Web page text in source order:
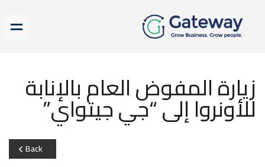
زيارة المفوض العام بالإنابة
للأونروا إلى “جي جيتواي”
Back